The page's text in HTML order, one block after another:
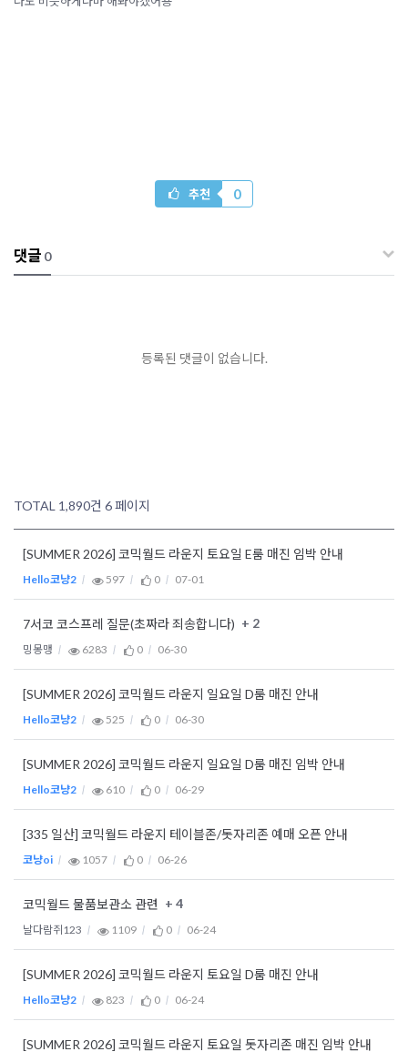
추천 0
댓글 0
등록된 댓글이 없습니다.
TOTAL 1,890건 6 페이지
[SUMMER 2026] 코믹월드 라운지 토요일 E룸 매진 임박 안내
Hello코냥2 597 0 07-01
7서코 코스프레 질문(초짜라 죄송합니다) + 2
밍몽맹 6283 0 06-30
[SUMMER 2026] 코믹월드 라운지 일요일 D룸 매진 안내
Hello코냥2 525 0 06-30
[SUMMER 2026] 코믹월드 라운지 일요일 D룸 매진 임박 안내
Hello코냥2 610 0 06-29
[335 일산] 코믹월드 라운지 테이블존/돗자리존 예매 오픈 안내
코냥oi 1057 0 06-26
코믹월드 물품보관소 관련 + 4
날다람쥐123 1109 0 06-24
[SUMMER 2026] 코믹월드 라운지 토요일 D룸 매진 안내
Hello코냥2 823 0 06-24
[SUMMER 2026] 코믹월드 라운지 토요일 돗자리존 매진 임박 안내